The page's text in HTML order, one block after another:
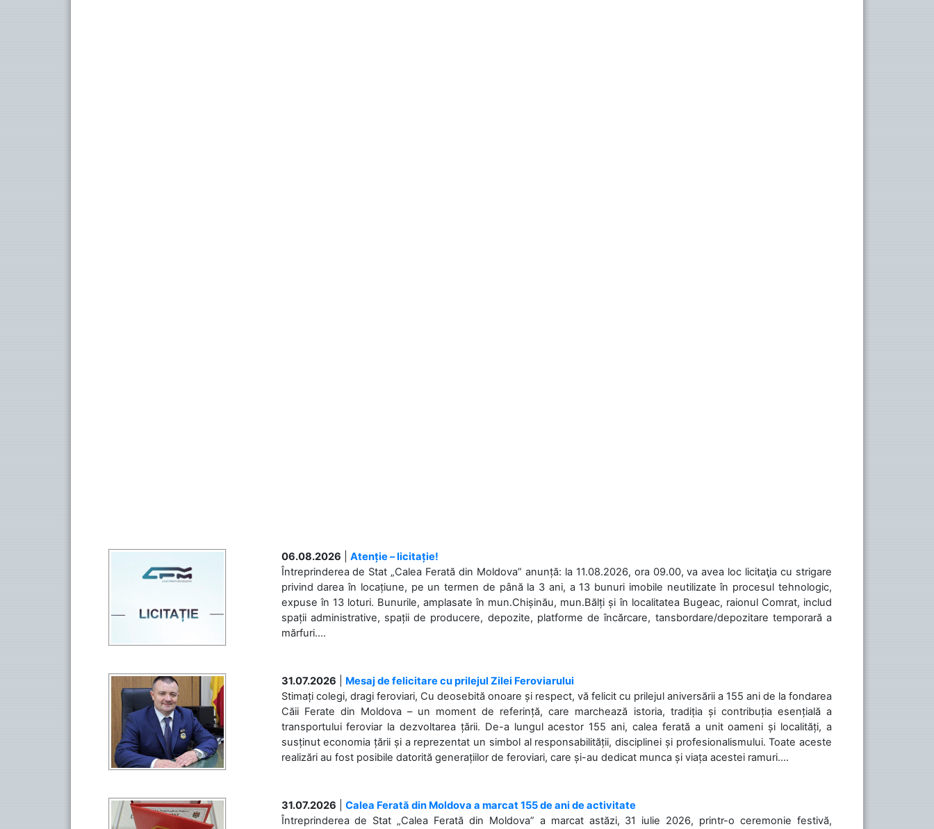
06.08.2026
Atenție – licitație!
Întreprinderea de Stat „Calea Ferată din Moldova” anunță: la 11.08.2026, ora 09.00, va avea loc licitaţia cu strigare
privind darea în locațiune, pe un termen de până la 3 ani, a 13 bunuri imobile neutilizate în procesul tehnologic,
expuse în 13 loturi. Bunurile, amplasate în mun.Chișinău, mun.Bălți și în localitatea Bugeac, raionul Comrat, includ
spații administrative, spații de producere, depozite, platforme de încărcare, tansbordare/depozitare temporară a
mărfuri....
31.07.2026
Mesaj de felicitare cu prilejul Zilei Feroviarului
Stimați colegi, dragi feroviari, Cu deosebită onoare și respect, vă felicit cu prilejul aniversării a 155 ani de la fondarea
Căii Ferate din Moldova – un moment de referință, care marchează istoria, tradiția și contribuția esențială a
transportului feroviar la dezvoltarea țării. De-a lungul acestor 155 ani, calea ferată a unit oameni și localități, a
susținut economia țării și a reprezentat un simbol al responsabilității, disciplinei și profesionalismului. Toate aceste
realizări au fost posibile datorită generațiilor de feroviari, care și-au dedicat munca și viața acestei ramuri....
31.07.2026
Calea Ferată din Moldova a marcat 155 de ani de activitate
Întreprinderea de Stat „Calea Ferată din Moldova” a marcat astăzi, 31 iulie 2026, printr-o ceremonie festivă,